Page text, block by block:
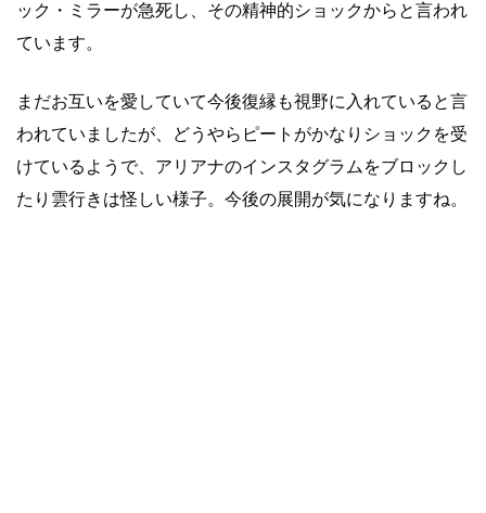
ック・ミラーが急死し、その精神的ショックからと言われ
ています。
まだお互いを愛していて今後復縁も視野に入れていると言
われていましたが、どうやらピートがかなりショックを受
けているようで、アリアナのインスタグラムをブロックし
たり雲行きは怪しい様子。今後の展開が気になりますね。